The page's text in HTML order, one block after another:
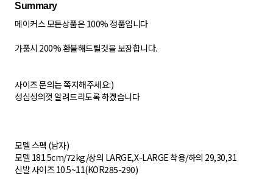
Summary
메이커스 모든상품은 100% 정품입니다
가품시 200% 환불해드릴것을 보장합니다.
사이즈 문의는 쪽지해주세요:)
성심성의껏 알려드리도록 하겠습니다
모델 스펙 (남자)
모델 181.5cm/72kg/상의 LARGE,X-LARGE 착용/하의 29,30,31
신발 사이즈 10.5~11(KOR285-290)